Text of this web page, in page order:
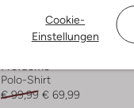
Cookie-
Einstellungen
-30%
Polo-Shirt
€ 99,99 € 69,99